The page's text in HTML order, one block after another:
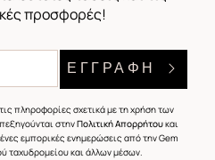
προσφορές!
ΕΓΓΡΑΦΗ
πληροφορίες σχετικά με τη χρήση των
στηνΠολιτική Απορρήτουκαι
εμπορικές ενημερώσεις από την Gem
ταχυδρομείου και άλλων μέσων.